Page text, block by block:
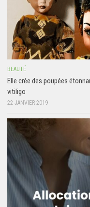
BEAUTÉ
Elle crée des poupées
vitiligo
22 JANVIER 2019